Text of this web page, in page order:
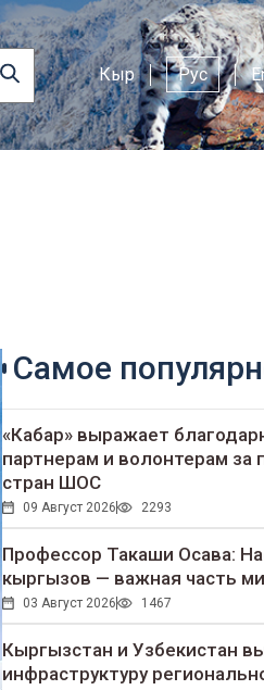
Кыр Рус
Самое
«Кабар» выражает
партнерам и волонтерам
стран ШОС
09 Август 2026 2293
Профессор Такаши Осава:
кыргызов — важная часть
03 Август 2026 1467
Кыргызстан и Узбекистан
инфраструктуру